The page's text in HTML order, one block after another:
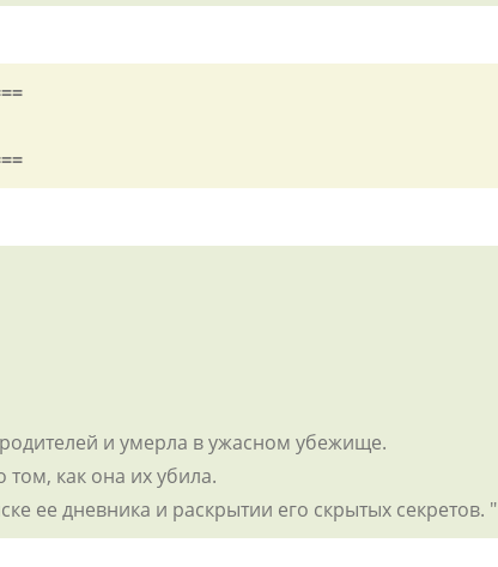
и умерла в ужасном убежище.
как она их убила.
ее дневника и раскрытии его скрытых секретов. "